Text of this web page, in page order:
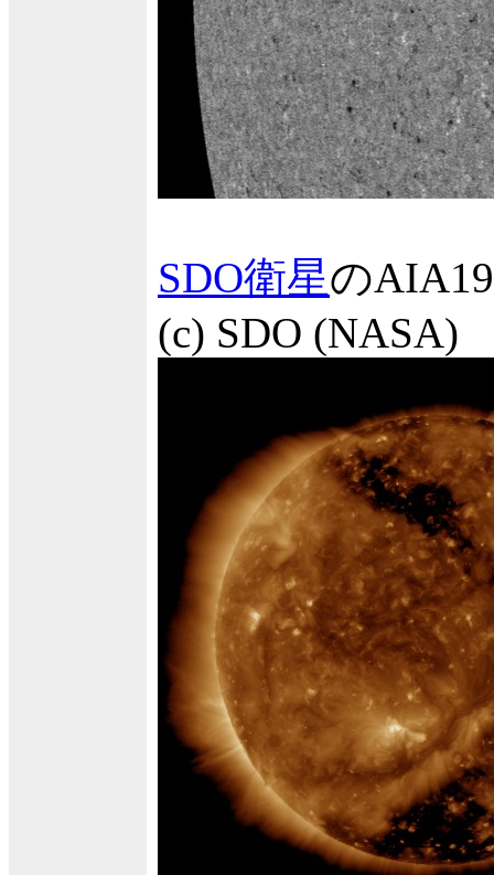
SDO衛星の
(c) SDO (NASA)